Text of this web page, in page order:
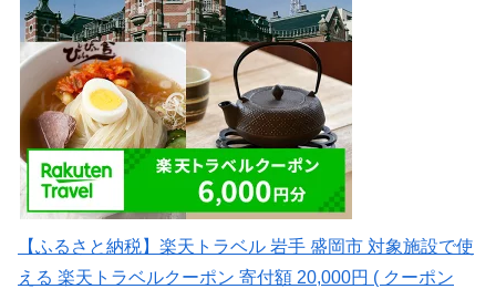
【ふるさと納税】楽天トラベル 岩手 盛岡市 対象施設で使
える 楽天トラベルクーポン 寄付額 20,000円 ( クーポン